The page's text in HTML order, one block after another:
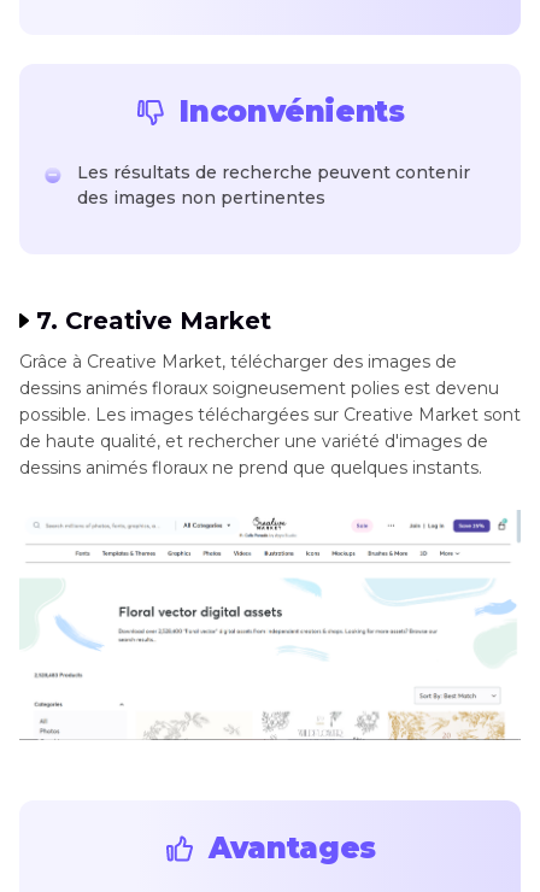
Inconvénients
Les résultats de recherche peuvent contenir
des images non pertinentes
7. Creative Market
Grâce à Creative Market, télécharger des images de
dessins animés floraux soigneusement polies est devenu
possible. Les images téléchargées sur Creative Market sont
de haute qualité, et rechercher une variété d'images de
dessins animés floraux ne prend que quelques instants.
Avantages